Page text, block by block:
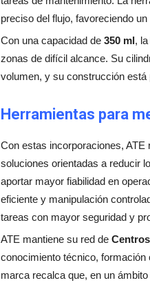
preciso del flujo, favoreciendo
Con una capacidad de 350 ml,
zonas de difícil alcance. Su
volumen, y su construcción está
Herramientas para
Con estas incorporaciones,
soluciones orientadas a reducir
aportar mayor fiabilidad en
eficiente y manipulación
tareas con mayor seguridad y
ATE mantiene su red de
conocimiento técnico, formación
marca recalca que, en un